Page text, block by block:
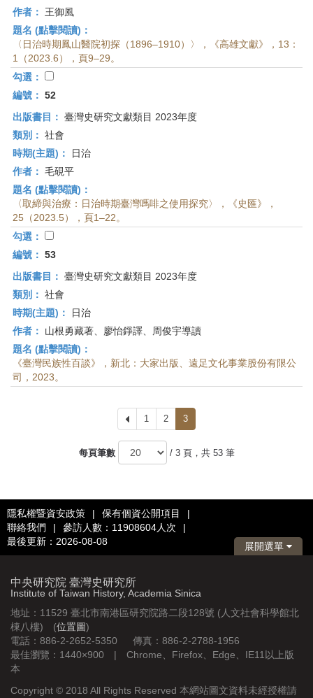
作者：
王御風
題名 (點擊閱讀)：
〈日治時期鳳山醫院初探（1896–1910）〉，《高雄文獻》，13：
1（2023.6），頁9–29。
勾選：
編號： 52
出版書目： 臺灣史研究文獻類目 2023年度
類別： 社會
時期(主題)：
日治
作者： 毛硯平
題名 (點擊閱讀)：
〈取締與治療：日治時期臺灣嗎啡之使用探究〉，《史匯》，
25（2023.5），頁1–22。
勾選：
編號： 53
出版書目： 臺灣史研究文獻類目 2023年度
類別： 社會
時期(主題)：
日治
作者：
山根勇藏著、廖怡錚譯、周俊宇導讀
題名 (點擊閱讀)：
《臺灣民族性百談》，新北：大家出版、遠足文化事業股份有限公
司，2023。
上
一
頁
1 2 3
每頁筆數 / 3 頁，共 53 筆
隱私權暨資安政策 | 保有個資公開項目
|
聯絡我們
| 參訪人數：11908604人次
|
最後更新：2026-08-08
展開選單
中央研究院 臺灣史研究所
Institute of Taiwan History, Academia Sinica
地址：11529 臺北市南港區研究院路二段128號 (人文社會科學館北
棟八樓) (位置圖)
電話：886-2-2652-5350 傳真：886-2-2788-1956
最佳瀏覽：1440×900 | Chrome、Firefox、Edge、IE11以上版
本
Copyright © 2018 All Rights Reserved 本網站圖文資料未經授權請